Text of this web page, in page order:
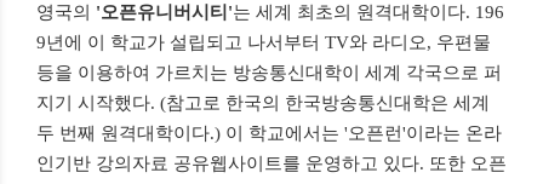
영국의 '오픈유니버시티'는 세계 최초의 원격대학이다. 196
9년에 이 학교가 설립되고 나서부터 TV와 라디오, 우편물
등을 이용하여 가르치는 방송통신대학이 세계 각국으로 퍼
지기 시작했다. (참고로 한국의 한국방송통신대학은 세계
두 번째 원격대학이다.) 이 학교에서는 '오픈런'이라는 온라
인기반 강의자료 공유웹사이트를 운영하고 있다. 또한 오픈